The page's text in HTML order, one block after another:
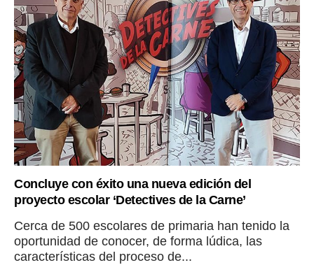
Concluye con éxito una nueva edición del
proyecto escolar ‘Detectives de la Carne’
Cerca de 500 escolares de primaria han tenido la
oportunidad de conocer, de forma lúdica, las
características del proceso de...